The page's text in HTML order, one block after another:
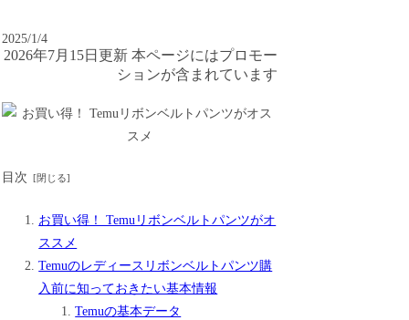
2025/1/4
2026年7月15日更新 本ページにはプロモー
ションが含まれています
目次
お買い得！ Temuリボンベルトパンツがオ
ススメ
Temuのレディースリボンベルトパンツ購
入前に知っておきたい基本情報
Temuの基本データ